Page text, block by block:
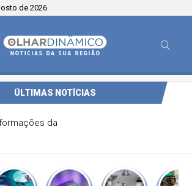
de 2026
ÚLTIMAS NOTÍCIAS
para comprovar informações da